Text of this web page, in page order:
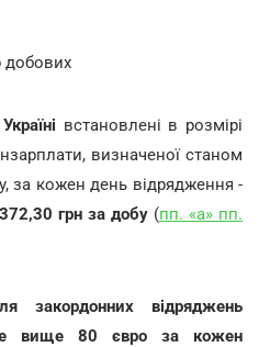
добових
встановлені в розмірі
визначеної станом
за кожен день відрядження -
грн за добу (пп. «а» пп.
закордонних відряджень
вище 80 євро за кожен